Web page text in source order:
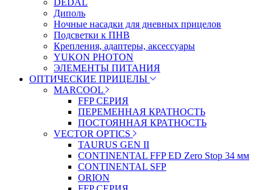
DEDAL
Диполь
Ночные насадки для дневных прицелов
Подсветки к ПНВ
Крепления, адаптеры, аксессуары
YUKON PHOTON
ЭЛЕМЕНТЫ ПИТАНИЯ
ОПТИЧЕСКИЕ ПРИЦЕЛЫ
MARCOOL
FFP СЕРИЯ
ПЕРЕМЕННАЯ КРАТНОСТЬ
ПОСТОЯННАЯ КРАТНОСТЬ
VECTOR OPTICS
TAURUS GEN II
CONTINENTAL FFP ED Zero Stop 34 мм
CONTINENTAL SFP
ORION